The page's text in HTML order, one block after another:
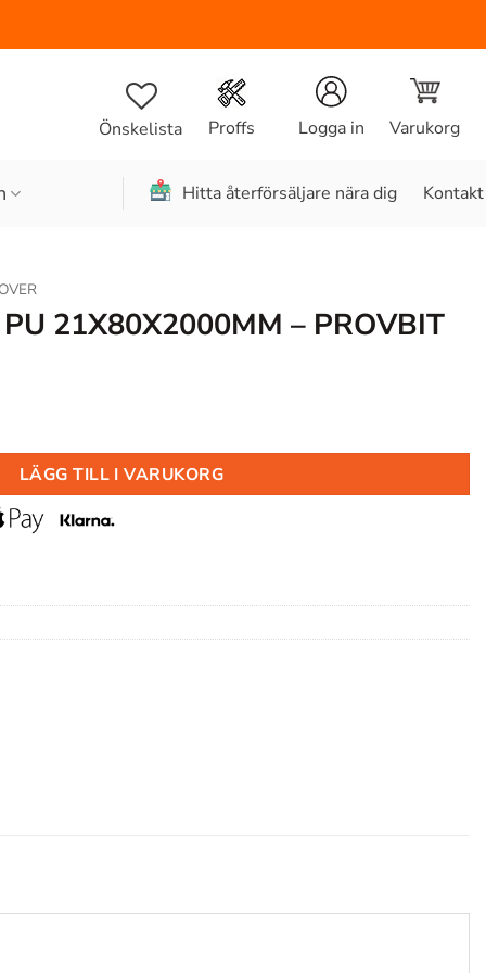
Önskelista Proffs Logga in Varukorg
Hitta återförsäljare nära dig Kontakt
21X80X2000MM – PROVBIT
LÄGG TILL I VARUKORG